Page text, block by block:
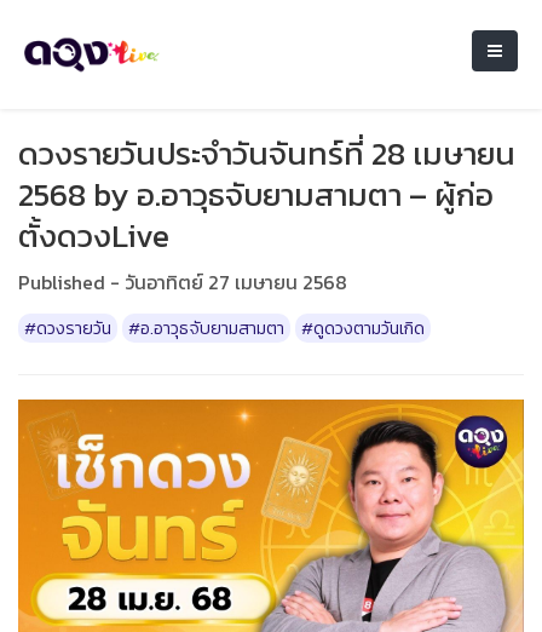
ดวงรายวันประจำวันจันทร์ที่ 28 เมษายน
2568 by อ.อาวุธจับยามสามตา – ผู้ก่อ
ตั้งดวงLive
Published - วันอาทิตย์ 27 เมษายน 2568
#ดวงรายวัน #อ.อาวุธจับยามสามตา #ดูดวงตามวันเกิด